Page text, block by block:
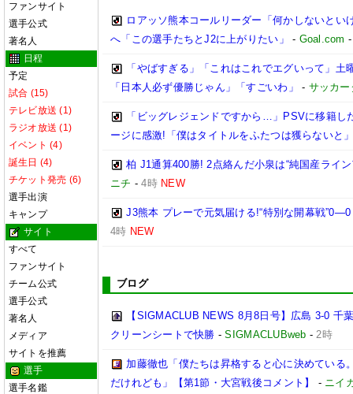
ファンサイト
選手公式
著名人
日程
予定
試合 (15)
テレビ放送 (1)
ラジオ放送 (1)
イベント (4)
誕生日 (4)
チケット発売 (6)
選手出演
キャンプ
サイト
すべて
ファンサイト
チーム公式
選手公式
著名人
メディア
サイトを推薦
選手
選手名鑑
ロアッソ熊本コールリーダー「何かしないと
へ「この選手たちとJ2に上がりたい」
- Goal.com
「やばすぎる」「これはこれでエグいって」
「日本人必ず優勝じゃん」「すごいわ」
- サッカ
「ビッグレジェンドですから…」PSVに移籍し
ージに感激!「僕はタイトルをふたつは獲らないと
柏 J1通算400勝! 2点絡んだ小泉は“純国産ライ
ニチ -4時 NEW
J3熊本 プレーで元気届ける!“特別な開幕戦
4時 NEW
ブログ
【SIGMACLUB NEWS 8月8日号】広島 3-0
クリーンシートで快勝 -SIGMACLUBweb -2時
加藤徹也「僕たちは昇格すると心に決めてい
だけれども」【第1節・大宮戦後コメント】
- ニイ